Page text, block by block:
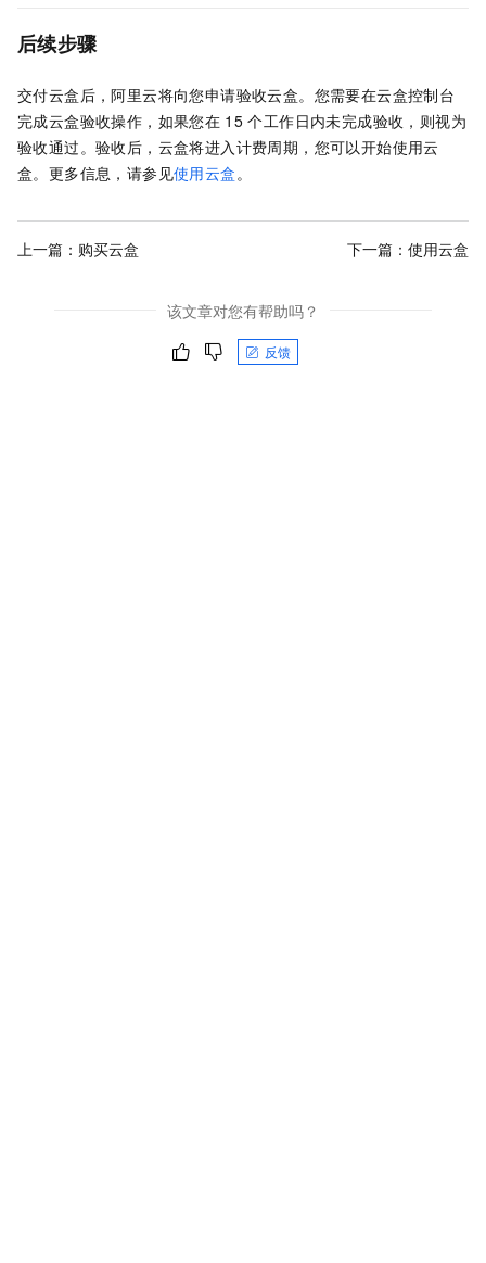
后续步骤
交付云盒后，阿里云将向您申请验收云盒。您需要在云盒控制台
完成云盒验收操作，如果您在 15 个工作日内未完成验收，则视为
验收通过。验收后，云盒将进入计费周期，您可以开始使用云
盒。更多信息，请参见使用云盒 。
上一篇： 购买云盒 下一篇： 使用云盒
该文章对您有帮助吗？
反馈